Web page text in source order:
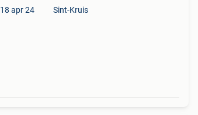
18 apr 24 Sint-Kruis